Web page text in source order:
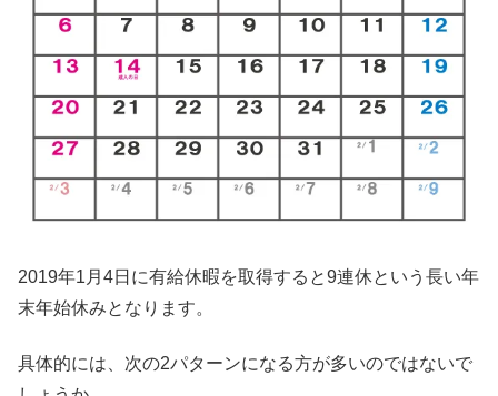
2019年1月4日に有給休暇を取得すると9連休という長い年
末年始休みとなります。
具体的には、次の2パターンになる方が多いのではないで